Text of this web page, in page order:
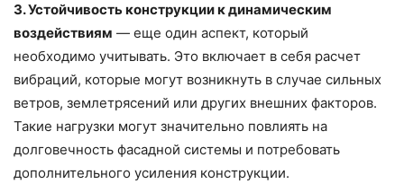
3. Устойчивость конструкции к динамическим
воздействиям — еще один аспект, который
необходимо учитывать. Это включает в себя расчет
вибраций, которые могут возникнуть в случае сильных
ветров, землетрясений или других внешних факторов.
Такие нагрузки могут значительно повлиять на
долговечность фасадной системы и потребовать
дополнительного усиления конструкции.